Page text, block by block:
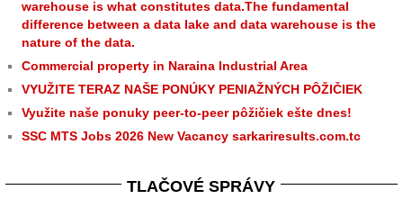
warehouse is what constitutes data.The fundamental
difference between a data lake and data warehouse is the
nature of the data.
Commercial property in Naraina Industrial Area
VYUŽITE TERAZ NAŠE PONÚKY PENIAŽNÝCH PÔŽIČIEK
Využite naše ponuky peer-to-peer pôžičiek ešte dnes!
SSC MTS Jobs 2026 New Vacancy sarkariresults.com.tc
TLAČOVÉ SPRÁVY